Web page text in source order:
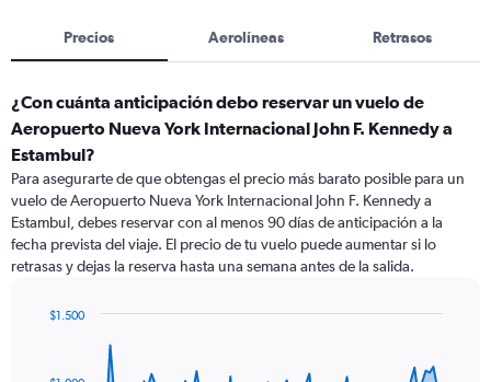
Precios Aerolíneas Retrasos
¿Con cuánta anticipación debo reservar un vuelo de
Aeropuerto Nueva York Internacional John F. Kennedy a
Estambul?
Para asegurarte de que obtengas el precio más barato posible para un
vuelo de Aeropuerto Nueva York Internacional John F. Kennedy a
Estambul, debes reservar con al menos 90 días de anticipación a la
fecha prevista del viaje. El precio de tu vuelo puede aumentar si lo
retrasas y dejas la reserva hasta una semana antes de la salida.
$1.500